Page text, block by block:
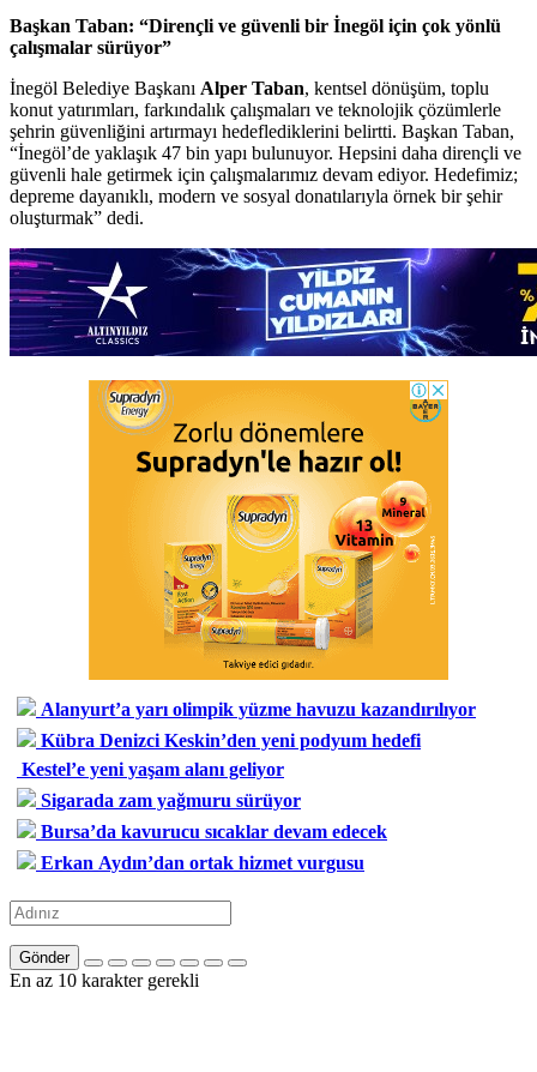
Başkan Taban: “Dirençli ve güvenli bir İnegöl için çok yönlü
çalışmalar sürüyor”
İnegöl Belediye Başkanı Alper Taban, kentsel dönüşüm, toplu
konut yatırımları, farkındalık çalışmaları ve teknolojik çözümlerle
şehrin güvenliğini artırmayı hedeflediklerini belirtti. Başkan Taban,
“İnegöl’de yaklaşık 47 bin yapı bulunuyor. Hepsini daha dirençli ve
güvenli hale getirmek için çalışmalarımız devam ediyor. Hedefimiz;
depreme dayanıklı, modern ve sosyal donatılarıyla örnek bir şehir
oluşturmak” dedi.
Alanyurt’a yarı olimpik yüzme havuzu kazandırılıyor
Kübra Denizci Keskin’den yeni podyum hedefi
Kestel’e yeni yaşam alanı geliyor
Sigarada zam yağmuru sürüyor
Bursa’da kavurucu sıcaklar devam edecek
Erkan Aydın’dan ortak hizmet vurgusu
Gönder
En az 10 karakter gerekli